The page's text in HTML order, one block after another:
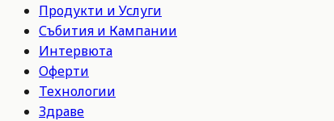
Продукти и Услуги
Събития и Кампании
Интервюта
Оферти
Технологии
Здраве